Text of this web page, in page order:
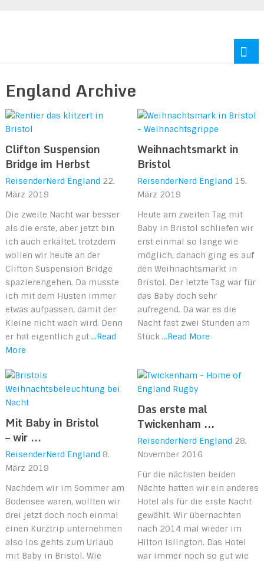
England Archive
Clifton Suspension
Bridge im Herbst
ReisenderNerd England 22.
März 2019
Die zweite Nacht war besser
als die erste, aber jetzt bin
ich auch erkältet, trotzdem
wollen wir heute an der
Clifton Suspension Bridge
spazierengehen. Da musste
ich mit dem Husten immer
etwas aufpassen, damit der
Kleine nicht wach wird. Denn
er hat eigentlich gut ...Read
More
Weihnachtsmarkt in
Bristol
ReisenderNerd England 15.
März 2019
Heute am zweiten Tag mit
Baby in Bristol schliefen wir
erst einmal so lange wie
möglich, danach ging es auf
den Weihnachtsmarkt in
Bristol. Der letzte Tag war für
das Baby doch sehr
aufregend. Da war es die
Nacht fast zwei Stunden am
Stück ...Read More
Mit Baby in Bristol
– wir ...
ReisenderNerd England 8.
März 2019
Nachdem wir im Sommer am
Bodensee waren, wollten wir
drei jetzt doch noch einmal
einen Kurztrip unternehmen
also los gehts zum Urlaub
mit Baby in Bristol. Wie
Das erste mal
Twickenham ...
ReisenderNerd England 28.
November 2016
Für die nächsten beiden
Nächte hatten wir ein anderes
Hotel als für die erste Nacht
gewählt. Wir übernachten
nach 2014 mal wieder im
Hilton Islington. Das Hotel
war immer noch so gut wie